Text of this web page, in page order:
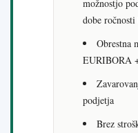
možnostjo
dobe
Obrestna
EURIBORA
podjetja
Brez